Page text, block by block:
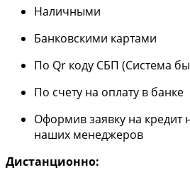
Наличными
Банковскими картами
По Qr коду СБП (Система
По счету на оплату в банке
Оформив заявку на кредит
наших менеджеров
Дистанционно: